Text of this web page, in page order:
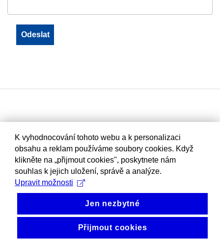
K vyhodnocování tohoto webu a k personalizaci
obsahu a reklam používáme soubory cookies. Když
klikněte na „přijmout cookies", poskytnete nám
souhlas k jejich uložení, správě a analýze.
Upravit možnosti
Jen nezbytné
Přijmout cookies